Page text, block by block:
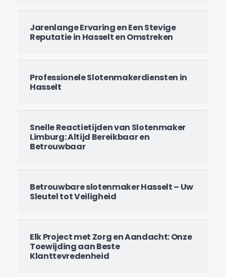
Jarenlange Ervaring en Een Stevige
Reputatie in Hasselt en Omstreken
Professionele Slotenmakerdiensten in
Hasselt
Snelle Reactietijden van Slotenmaker
Limburg: Altijd Bereikbaar en
Betrouwbaar
Betrouwbare slotenmaker Hasselt – Uw
Sleutel tot Veiligheid
Elk Project met Zorg en Aandacht: Onze
Toewijding aan Beste
Klanttevredenheid
Slotenmaker Limburg